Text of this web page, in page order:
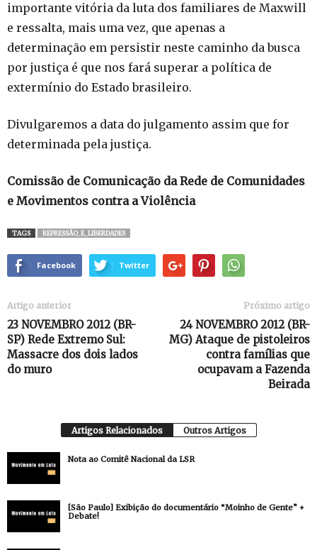
importante vitória da luta dos familiares de Maxwill
e ressalta, mais uma vez, que apenas a
determinação em persistir neste caminho da busca
por justiça é que nos fará superar a política de
extermínio do Estado brasileiro.
Divulgaremos a data do julgamento assim que for
determinada pela justiça.
Comissão de Comunicação da Rede de Comunidades
e Movimentos contra a Violência
TAGS REPRESSÃO_E_LIBERDADES
Facebook Twitter
Artigo anterior
23 NOVEMBRO 2012 (BR-
SP) Rede Extremo Sul:
Massacre dos dois lados
do muro
Próximo artigo
24 NOVEMBRO 2012 (BR-
MG) Ataque de pistoleiros
contra famílias que
ocupavam a Fazenda
Beirada
Artigos Relacionados Outros Artigos
Nota ao Comitê Nacional da LSR
[São Paulo] Exibição do documentário “Moinho de Gente” +
Debate!